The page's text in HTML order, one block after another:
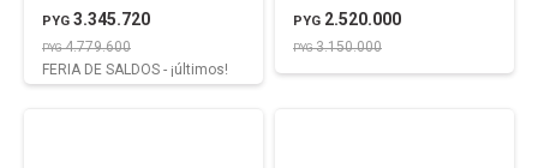
PYG 3.345.720
PYG4.779.600
FERIA DE SALDOS - ¡últimos!
PYG 2.520.000
PYG3.150.000